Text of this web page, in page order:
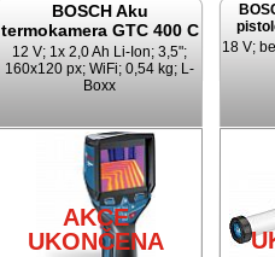
BOSCH Aku
termokamera GTC 400 C
12 V; 1x 2,0 Ah Li-Ion; 3,5";
160x120 px; WiFi; 0,54 kg; L-
Boxx
AKCE
UKONČENA
18 V;